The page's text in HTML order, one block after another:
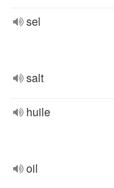
sel
salt
huile
oil